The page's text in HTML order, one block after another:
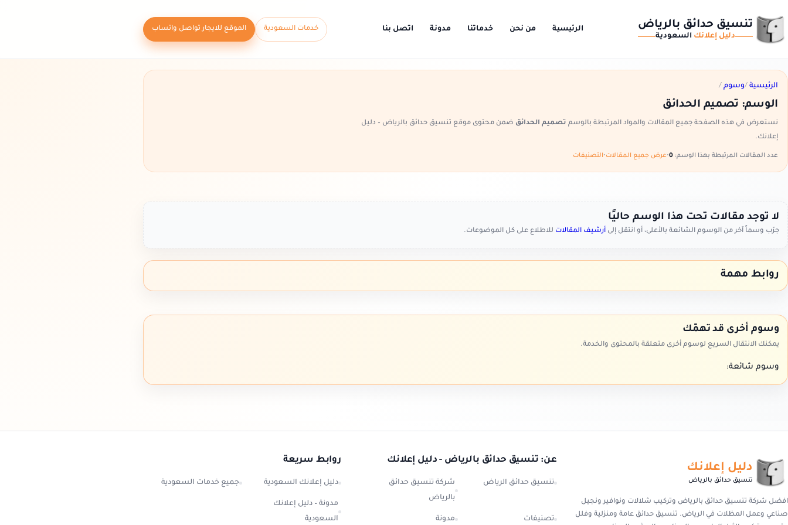
تنسيق حدائق بالرياض
دليل إعلانك السعودية
الرئيسية من نحن خدماتنا مدونة اتصل بنا خدمات السعودية الموقع للايجار تواصل واتساب
الرئيسية /وسوم /
الوسم: تصميم الحدائق
نستعرض في هذه الصفحة جميع المقالات والمواد المرتبطة بالوسم تصميم الحدائق ضمن محتوى موقع تنسيق حدائق بالرياض – دليل
إعلانك.
عدد المقالات المرتبطة بهذا الوسم: •عرض جميع المقالات•التصنيفات
لا توجد مقالات تحت هذا الوسم حاليًا
جرّب وسماً آخر من الوسوم الشائعة بالأعلى، أو انتقل إلى أرشيف المقالات للاطلاع على كل الموضوعات.
روابط مهمة
وسوم أخرى قد تهمّك
يمكنك الانتقال السريع لوسوم أخرى متعلقة بالمحتوى والخدمة.
وسوم شائعة:
دليل إعلانك
تنسيق حدائق بالرياض
افضل شركة تنسيق حدائق بالرياض وتركيب شلالات ونوافير ونجيل
صناعي وعمل المظلات في الرياض. تنسيق حدائق عامة ومنزلية وفلل
عن: تنسيق حدائق بالرياض - دليل إعلانك
تنسيق حدائق الرياض
شركة تنسيق حدائق
بالرياض
تصنيفات مدونة
روابط سريعة
دليل إعلانك السعودية جميع خدمات السعودية
مدونة – دليل إعلانك
السعودية